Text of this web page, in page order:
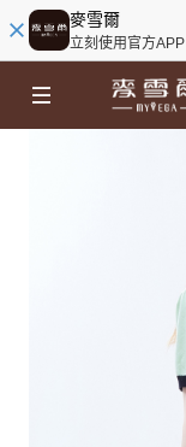
麥雪爾
立刻使用官方APP